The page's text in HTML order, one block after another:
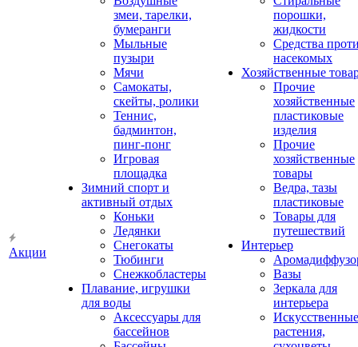
Акции
змеи, тарелки,
бумеранги
Мыльные
пузыри
Мячи
Самокаты,
скейты, ролики
Теннис,
бадминтон,
пинг-понг
Игровая
площадка
Зимний спорт и
активный отдых
Коньки
Ледянки
Снегокаты
Тюбинги
Снежкобластеры
Плавание, игрушки
для воды
Аксессуары для
бассейнов
порошки,
жидкости
Средства
насекомых
Хозяйственные
Прочие
хозяйственные
пластиковые
изделия
Прочие
хозяйственные
товары
Ведра, тазы
пластиковые
Товары для
путешествий
Интерьер
Вазы
Зеркала для
интерьера
Искусственные
растения,